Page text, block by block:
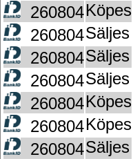
260804Köpes
260804Säljes
260804Säljes
260804Säljes
260804Köpes
260804Köpes
260804Säljes